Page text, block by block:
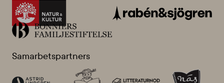
Samarbetspartners